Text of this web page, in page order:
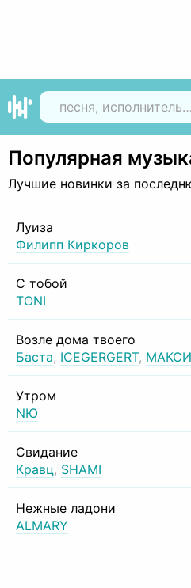
Популярная
Лучшие новинки за
Луиза
Филипп Киркоров
С тобой
TONI
Возле дома твоего
Баста, ICEGERGERT,
Утром
NЮ
Свидание
Кравц, SHAMI
Нежные ладони
ALMARY